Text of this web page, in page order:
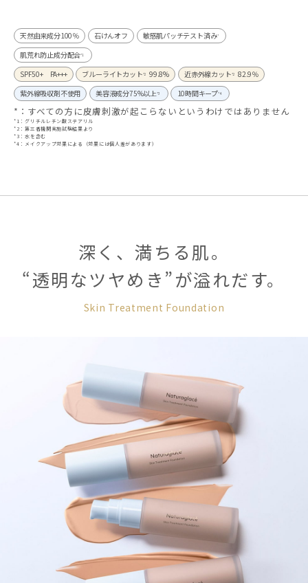
天然由来成分100％ 石けんオフ 敏感肌パッチテスト済み*
肌荒れ防止成分配合*1
SPF50+ PA+++ ブルーライトカット*2 99.8% 近赤外線カット*2
82.9％
紫外線吸収剤不使用
美容液成分75%以上*3 10時間キープ*4
*：すべての方に皮膚刺激が起こらないというわけではありません
*1：グリチルレチン酸ステアリル
*2：第三者機関実施試験結果より
*3：水を含む
*4：メイクアップ効果による（効果には個人差があります）
深く、満ちる肌。
“透明なツヤめき”が溢れだす。
Skin Treatment Foundation